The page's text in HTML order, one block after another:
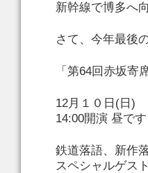
新幹線で博多へ
さて、今年最後
「第64回赤坂寄
12月１０日(日)
14:00開演 昼です
鉄道落語、新作
スペシャルゲス